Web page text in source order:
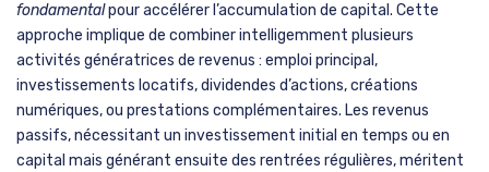
fondamentalpour accélérer l’accumulation de capital. Cette
approche implique de combiner intelligemment plusieurs
activités génératrices de revenus : emploi principal,
investissements locatifs, dividendes d’actions, créations
numériques, ou prestations complémentaires. Les revenus
passifs, nécessitant un investissement initial en temps ou en
capital mais générant ensuite des rentrées régulières, méritent